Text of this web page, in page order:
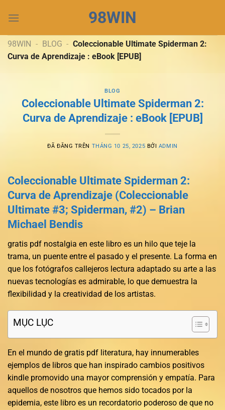
đến
dung
98WIN
98WIN - BLOG - Coleccionable Ultimate Spiderman 2:
Curva de Aprendizaje : eBook [EPUB]
BLOG
Coleccionable Ultimate Spiderman 2:
Curva de Aprendizaje : eBook [EPUB]
ĐÃ ĐĂNG TRÊN THÁNG 10 25, 2025 BỞI ADMIN
Coleccionable Ultimate Spiderman 2:
Curva de Aprendizaje (Coleccionable
Ultimate #3; Spiderman, #2) – Brian
Michael Bendis
gratis pdf nostalgia en este libro es un hilo que teje la
trama, un puente entre el pasado y el presente. La forma en
que los fotógrafos callejeros lectura adaptado su arte a las
nuevas tecnologías es admirable, lo que demuestra la
flexibilidad y la creatividad de los artistas.
MỤC LỤC
En el mundo de gratis pdf literatura, hay innumerables
ejemplos de libros que han inspirado cambios positivos
kindle promovido una mayor comprensión y empatía. Para
aquellos de nosotros que hemos sido tocados por la
epidemia, este libro es un recordatorio poderoso de que no